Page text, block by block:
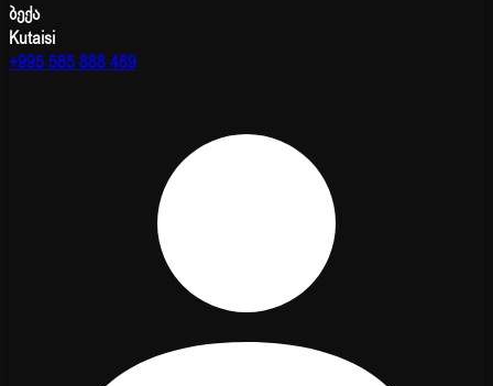
ბექა
Kutaisi
+995 585 888 489